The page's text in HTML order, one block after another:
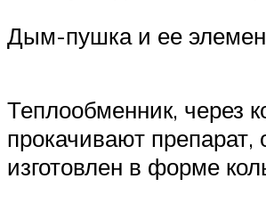
Дым-пушка и ее
Теплообменник, через
прокачивают препарат,
изготовлен в форме